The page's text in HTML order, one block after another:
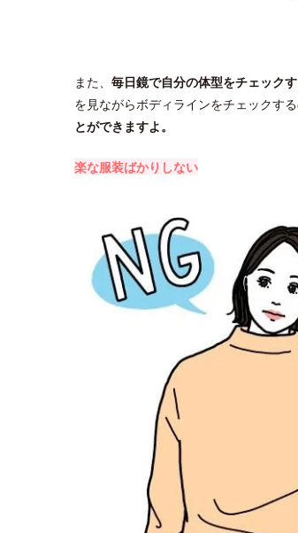
また、 毎日鏡で自分の体型をチェック
を見ながらボディラインをチェックす
とができますよ。
楽な服装ばかりしない